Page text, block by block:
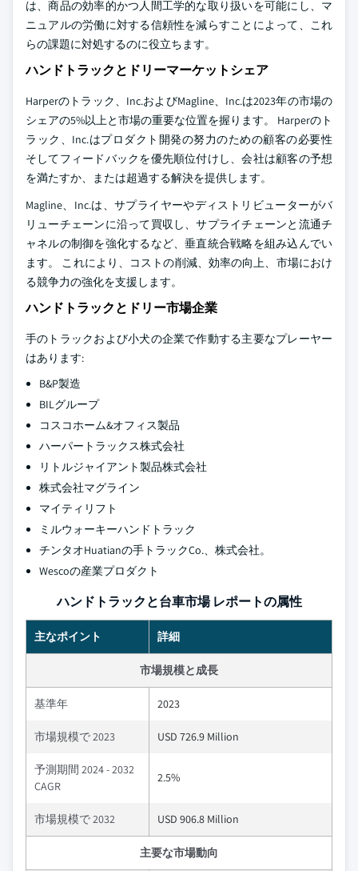
は、商品の効率的かつ人間工学的な取り扱いを可能にし、マ
ニュアルの労働に対する信頼性を減らすことによって、これ
らの課題に対処するのに役立ちます。
ハンドトラックとドリーマーケットシェア
Harperのトラック、Inc.およびMagline、Inc.は2023年の市場の
シェアの5%以上と市場の重要な位置を握ります。 Harperのト
ラック、Inc.はプロダクト開発の努力のための顧客の必要性
そしてフィードバックを優先順位付けし、会社は顧客の予想
を満たすか、または超過する解決を提供します。
Magline、Inc.は、サプライヤーやディストリビューターがバ
リューチェーンに沿って買収し、サプライチェーンと流通チ
ャネルの制御を強化するなど、垂直統合戦略を組み込んでい
ます。 これにより、コストの削減、効率の向上、市場におけ
る競争力の強化を支援します。
ハンドトラックとドリー市場企業
手のトラックおよび小犬の企業で作動する主要なプレーヤー
はあります:
B&P製造
BILグループ
コスコホーム&オフィス製品
ハーパートラックス株式会社
リトルジャイアント製品株式会社
株式会社マグライン
マイティリフト
ミルウォーキーハンドトラック
チンタオHuatianの手トラックCo.、株式会社。
Wescoの産業プロダクト
ハンドトラックと台車市場 レポートの属性
主なポイント 詳細
市場規模と成長
基準年 2023
市場規模で 2023 USD 726.9 Million
予測期間 2024 - 2032
CAGR
2.5%
市場規模で 2032 USD 906.8 Million
主要な市場動向